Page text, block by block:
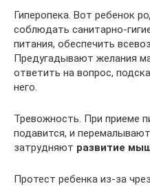
Гиперопека. Вот ребенок
соблюдать санитарно-
питания, обеспечить
Предугадывают желания
ответить на вопрос,
него.
Тревожность. При приеме
подавится, и
затрудняют развитие
Протест ребенка из-за